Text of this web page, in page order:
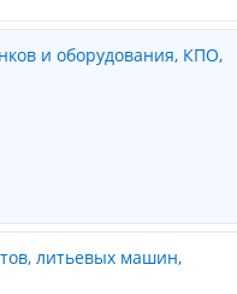
и оборудования, КПО,